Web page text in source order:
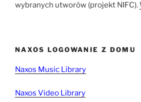
wybranych utworów (projekt NIFC).
NAXOS LOGOWANIE Z DOMU
Naxos Music Library
Naxos Video Library